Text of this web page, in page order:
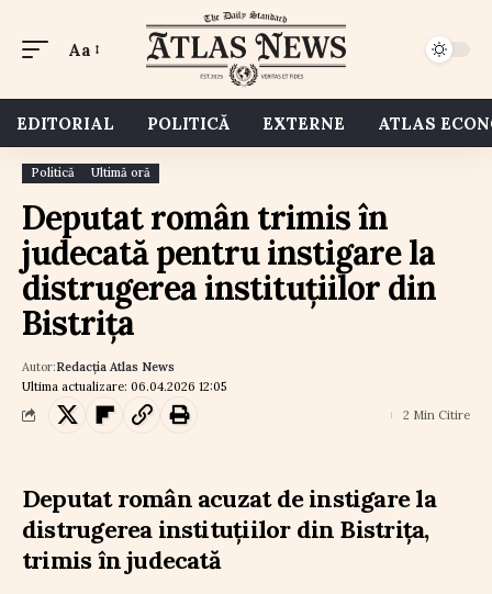
Aa
EDITORIAL POLITICĂ EXTERNE ATLAS
Politică Ultimă oră
Deputat român trimis în
judecată pentru instigare la
distrugerea instituțiilor din
Bistrița
Ultima actualizare: 06.04.2026 12:05
Autor:Redacția Atlas News
2 Min Citire
Deputat român acuzat de instigare la
distrugerea instituțiilor din Bistrița,
trimis în judecată